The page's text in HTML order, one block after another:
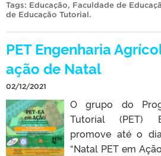
Tags: Educação, Faculdade de
de Educação Tutorial.
PET Engenharia
ação de Natal
02/12/2021
O grupo do
Tutorial (PET)
promove até o
“Natal PET em